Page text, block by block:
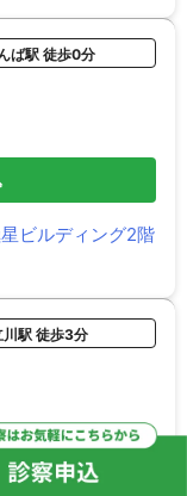
ば駅 徒歩0分
ビルディング2階
川駅 徒歩3分